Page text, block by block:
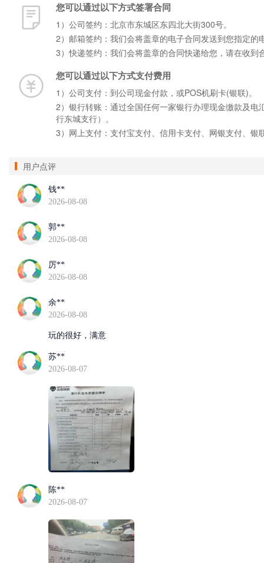
您可以通过以下方式签署合同
1）公司签约：北京市东城区东四北大街300号。
2）邮箱签约：我们会将盖章的电子合同发送到您指定
3）快递签约：我们会将盖章的合同快递给您，请在收
您可以通过以下方式支付费用
1）公司支付：到公司现金付款，或POS机刷卡(银联)。
2）银行转账：通过全国任何一家银行办理现金缴款及
行东城支行）。
3）网上支付：支付宝支付、信用卡支付、网银支付、银
用户点评
钱**
2026-08-08
郭**
2026-08-08
厉**
2026-08-08
余**
2026-08-08
玩的很好，满意
苏**
2026-08-07
陈**
2026-08-07